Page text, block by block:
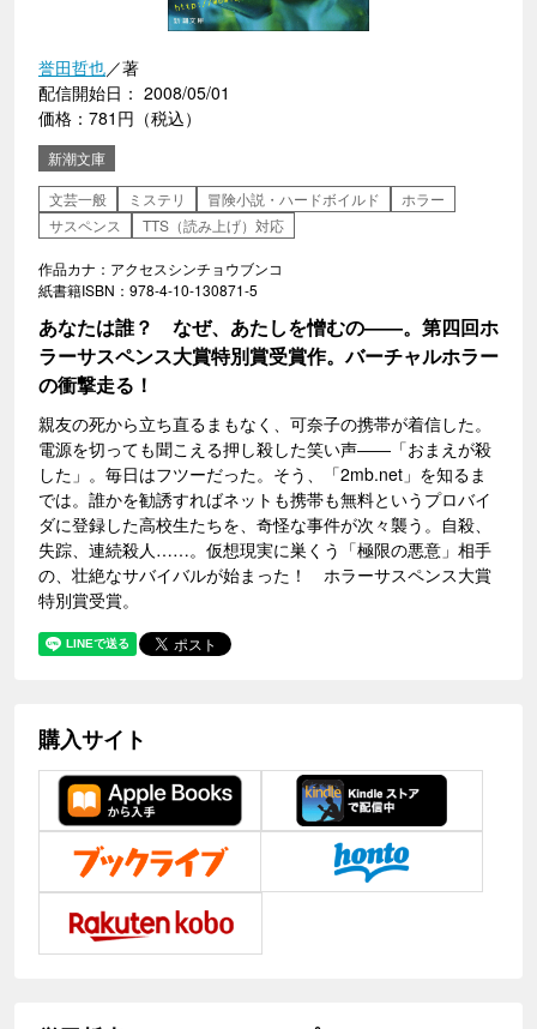
誉田哲也／著
配信開始日： 2008/05/01
価格：781円（税込）
新潮文庫
文芸一般
ミステリ 冒険小説・ハードボイルド
ホラー
サスペンス
TTS（読み上げ）対応
作品カナ：アクセスシンチョウブンコ
紙書籍ISBN：978-4-10-130871-5
あなたは誰？ なぜ、あたしを憎むの――。第四回ホ
ラーサスペンス大賞特別賞受賞作。バーチャルホラー
の衝撃走る！
親友の死から立ち直るまもなく、可奈子の携帯が着信した。
電源を切っても聞こえる押し殺した笑い声――「おまえが殺
した」。毎日はフツーだった。そう、「2mb.net」を知るま
では。誰かを勧誘すればネットも携帯も無料というプロバイ
ダに登録した高校生たちを、奇怪な事件が次々襲う。自殺、
失踪、連続殺人……。仮想現実に巣くう「極限の悪意」相手
の、壮絶なサバイバルが始まった！ ホラーサスペンス大賞
特別賞受賞。
購入サイト